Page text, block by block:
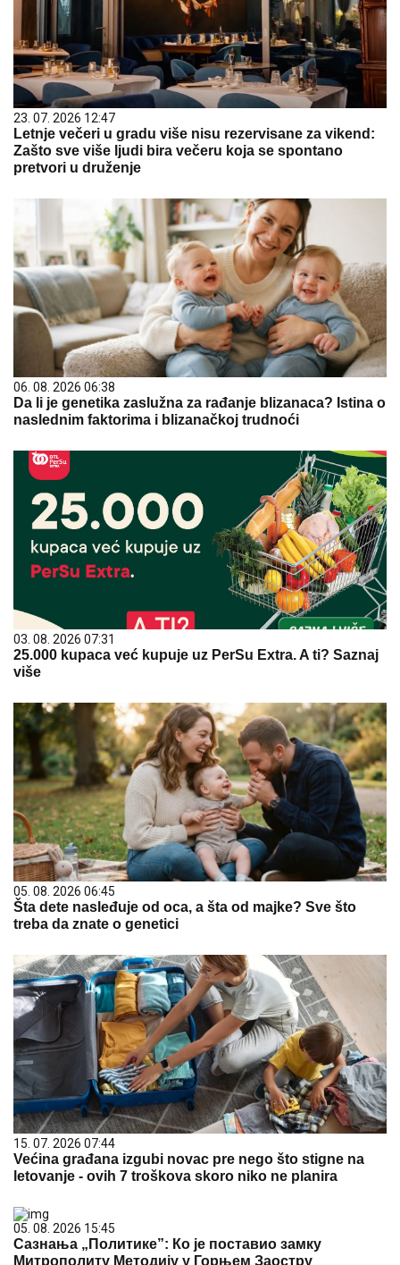
23. 07. 2026 12:47
Letnje večeri u gradu više nisu rezervisane za vikend:
Zašto sve više ljudi bira večeru koja se spontano
pretvori u druženje
06. 08. 2026 06:38
Da li je genetika zaslužna za rađanje blizanaca? Istina o
naslednim faktorima i blizanačkoj trudnoći
03. 08. 2026 07:31
25.000 kupaca već kupuje uz PerSu Extra. A ti? Saznaj
više
05. 08. 2026 06:45
Šta dete nasleđuje od oca, a šta od majke? Sve što
treba da znate o genetici
15. 07. 2026 07:44
Većina građana izgubi novac pre nego što stigne na
letovanje - ovih 7 troškova skoro niko ne planira
05. 08. 2026 15:45
Сазнања „Политике”: Ко је поставио замку
Митрополиту Методију у Горњем Заостру